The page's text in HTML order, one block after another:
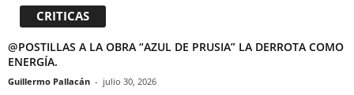
CRITICAS
@POSTILLAS A LA OBRA “AZUL DE PRUSIA” LA DERROTA COMO
ENERGÍA.
Guillermo Pallacán - julio 30, 2026